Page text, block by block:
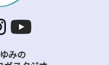
みの